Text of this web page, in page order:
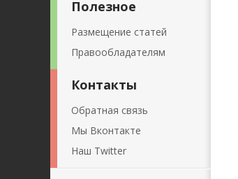
Полезное
Размещение статей
Правообладателям
Контакты
Обратная связь
Мы Вконтакте
Наш Twitter